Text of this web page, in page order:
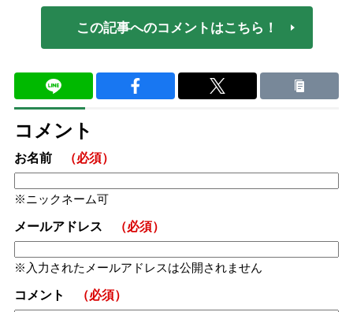
この記事へのコメントはこちら！
コメント
お名前 （必須）
ニックネーム可
メールアドレス （必須）
入力されたメールアドレスは公開されません
コメント （必須）